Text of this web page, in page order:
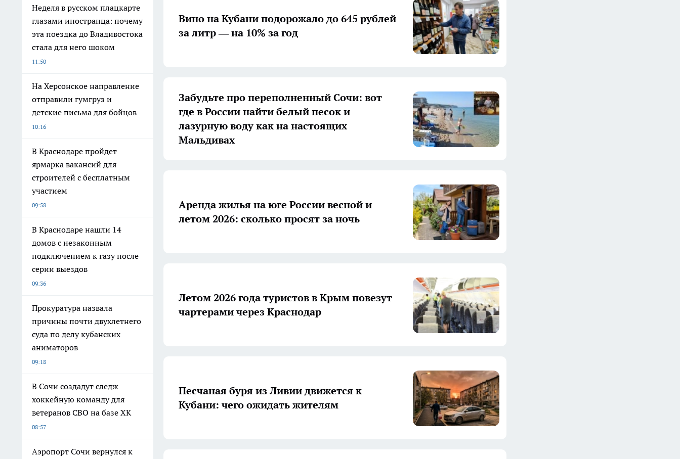
Неделя в русском плацкарте
глазами иностранца: почему
эта поездка до Владивостока
стала для него шоком
11:50
На Херсонское направление
отправили гумгруз и
детские письма для бойцов
10:16
В Краснодаре пройдет
ярмарка вакансий для
строителей с бесплатным
участием
09:58
В Краснодаре нашли 14
домов с незаконным
подключением к газу после
серии выездов
09:36
Прокуратура назвала
причины почти двухлетнего
суда по делу кубанских
аниматоров
09:18
В Сочи создадут следж
хоккейную команду для
ветеранов СВО на базе ХК
08:57
Аэропорт Сочи вернулся к
Вино на Кубани подорожало до 645 рублей
за литр — на 10% за год
Забудьте про переполненный Сочи: вот
где в России найти белый песок и
лазурную воду как на настоящих
Мальдивах
Аренда жилья на юге России весной и
летом 2026: сколько просят за ночь
Летом 2026 года туристов в Крым повезут
чартерами через Краснодар
Песчаная буря из Ливии движется к
Кубани: чего ожидать жителям